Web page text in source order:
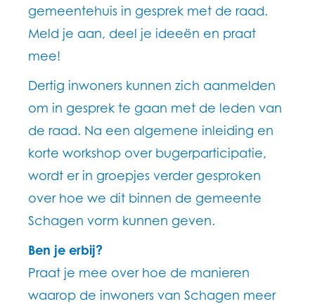
gemeentehuis in gesprek met de raad.
Meld je aan, deel je ideeën en praat
mee!
Dertig inwoners kunnen zich aanmelden
om in gesprek te gaan met de leden van
de raad. Na een algemene inleiding en
korte workshop over bugerparticipatie,
wordt er in groepjes verder gesproken
over hoe we dit binnen de gemeente
Schagen vorm kunnen geven.
Ben je erbij?
Praat je mee over hoe de manieren
waarop de inwoners van Schagen meer